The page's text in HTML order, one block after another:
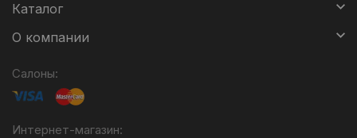
Каталог
О компании
Салоны:
Интернет-магазин: